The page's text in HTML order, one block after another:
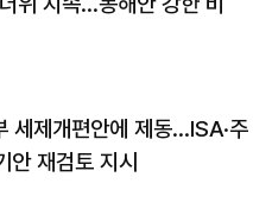
세제개편안에 제동…ISA·주
안 재검토 지시